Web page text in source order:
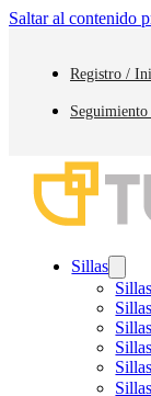
Saltar al contenido
Registro /
Sillas